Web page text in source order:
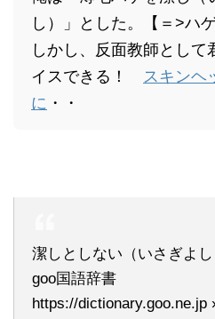
し）」とした。【＝>ハゲ
しかし、反面教師として
イスできる！ スキンヘ
に ・・
潔しとしない（いさぎよ
goo国語辞書
https://dictionary.goo.ne.jp